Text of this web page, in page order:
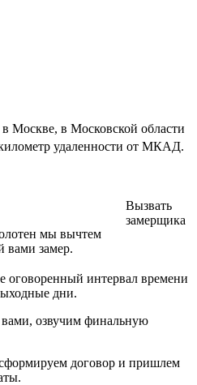
Москве, в Московской области
удаленности от МКАД.
мы вычтем
вами замер.
Вызвать
замерщика
оговоренный интервал времени
дни.
озвучим финальную
договор и пришлем